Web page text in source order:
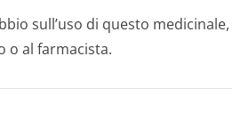
sull’uso di questo medicinale,
o al farmacista.